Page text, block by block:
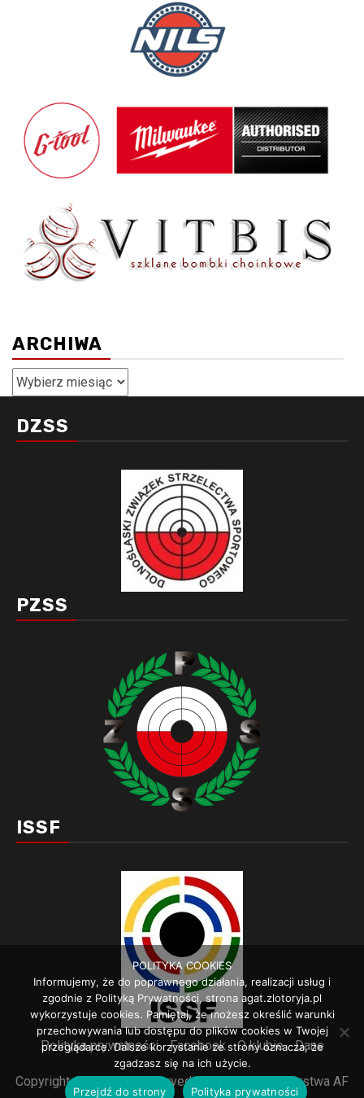
ARCHIWA
Archiwa
DZSS
PZSS
ISSF
Polityka prywatności Facebook O klubie Dane
Copyright © All rights reserved.|Newsphereautorstwa AF
POLITYKA COOKIES
Informujemy, że do poprawnego działania, realizacji usług i
zgodnie z Polityką Prywatności, strona agat.zlotoryja.pl
wykorzystuje cookies. Pamiętaj, że możesz określić warunki
przechowywania lub dostępu do plików cookies w Twojej
przeglądarce. Dalsze korzystanie ze strony oznacza, że
zgadzasz się na ich użycie.
Przejdź do strony Polityka prywatności